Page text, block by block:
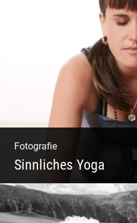
Streetart Yoga | Kraft &
Crossover Stil | Körper
Fotografie
Sinnliches Yoga
Tantrisches Yoga
Sinnlichkeit